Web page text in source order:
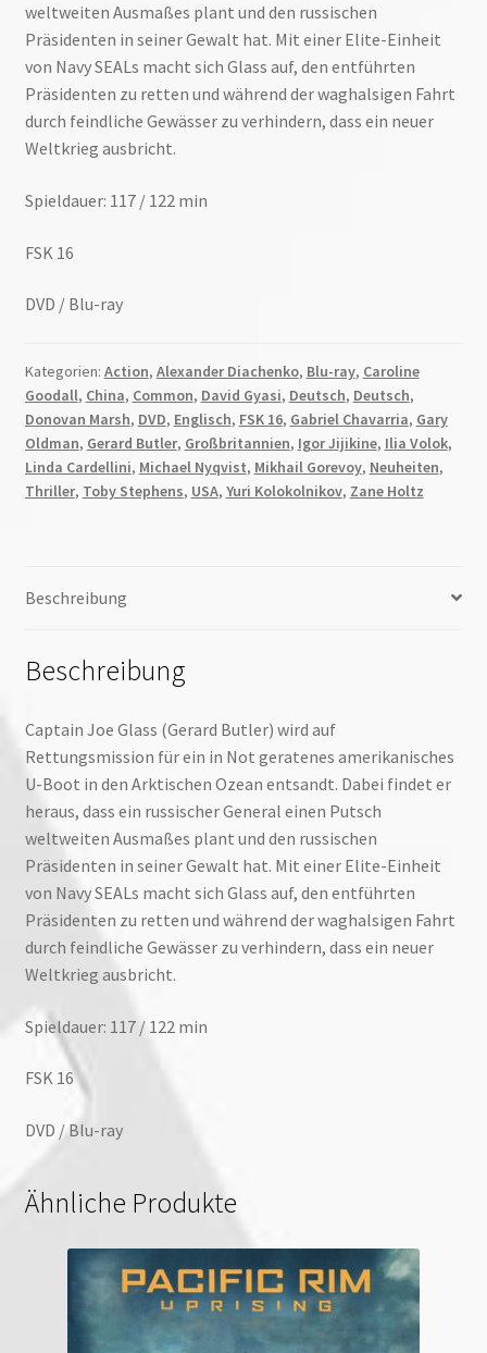
weltweiten Ausmaßes plant und den russischen
Präsidenten in seiner Gewalt hat. Mit einer Elite-Einheit
von Navy SEALs macht sich Glass auf, den entführten
Präsidenten zu retten und während der waghalsigen Fahrt
durch feindliche Gewässer zu verhindern, dass ein neuer
Weltkrieg ausbricht.
Spieldauer: 117 / 122 min
FSK 16
DVD / Blu-ray
Kategorien: Action, Alexander Diachenko, Blu-ray, Caroline
Goodall, China, Common, David Gyasi, Deutsch, Deutsch,
Donovan Marsh, DVD, Englisch, FSK 16, Gabriel Chavarria, Gary
Oldman, Gerard Butler, Großbritannien, Igor Jijikine, Ilia Volok,
Linda Cardellini, Michael Nyqvist, Mikhail Gorevoy, Neuheiten,
Thriller, Toby Stephens, USA, Yuri Kolokolnikov, Zane Holtz
Beschreibung
Beschreibung
Captain Joe Glass (Gerard Butler) wird auf
Rettungsmission für ein in Not geratenes amerikanisches
U-Boot in den Arktischen Ozean entsandt. Dabei findet er
heraus, dass ein russischer General einen Putsch
weltweiten Ausmaßes plant und den russischen
Präsidenten in seiner Gewalt hat. Mit einer Elite-Einheit
von Navy SEALs macht sich Glass auf, den entführten
Präsidenten zu retten und während der waghalsigen Fahrt
durch feindliche Gewässer zu verhindern, dass ein neuer
Weltkrieg ausbricht.
Spieldauer: 117 / 122 min
FSK 16
DVD / Blu-ray
Ähnliche Produkte